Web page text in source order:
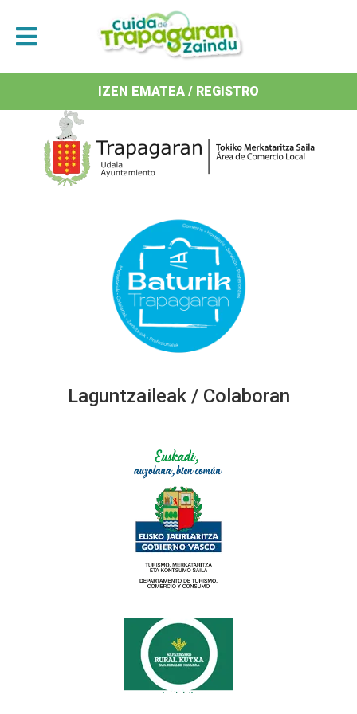
Antolatzaileak / Organizan
Laguntzaileak / Colaboran
IZEN EMATEA / REGISTRO